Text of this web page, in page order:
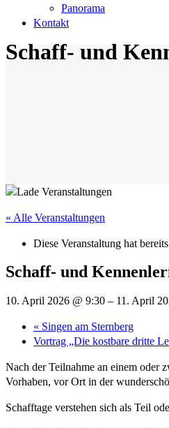
Panorama
Kontakt
Schaff- und
« Alle Veranstaltungen
Diese Veranstaltung hat
Schaff- und
10. April 2026 @ 9:30 – 11. April
« Singen am Sternberg
Vortrag „Die kostbare dritte
Nach der Teilnahme an einem oder
Vorhaben, vor Ort in der
Schafftage verstehen sich als Teil